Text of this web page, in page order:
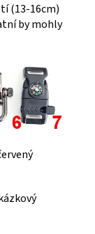
(13-16cm)
by mohly